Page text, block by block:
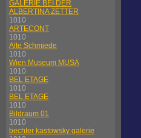
GALERIE BEI DER
ALBERTINA ZETTER
1010
ARTECONT
1010
Alte Schmiede
1010
Wien Museum MUSA
1010
BEL ETAGE
1010
BEL ETAGE
1010
Bildraum 01
1010
bechter kastowsky galerie